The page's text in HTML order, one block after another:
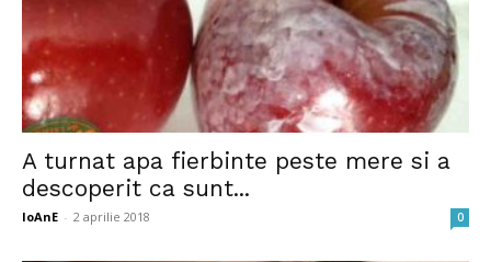
A turnat apa fierbinte peste mere si a
descoperit ca sunt...
IoAnE - 2 aprilie 2018 0